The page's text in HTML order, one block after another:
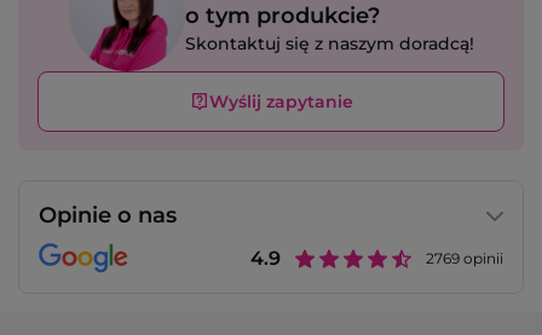
o tym produkcie?
Skontaktuj się z naszym doradcą!
Wyślij zapytanie
Opinie o nas
4.9 2769 opinii